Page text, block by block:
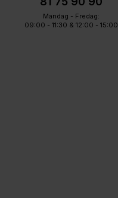
Mandag - Fredag:
09:00 - 11:30 & 12:00 - 15:00